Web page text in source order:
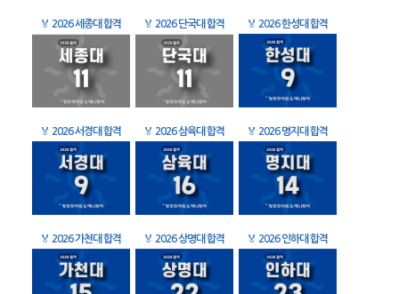
🏅 2026 세종대 합격 🏅 2026 단국대 합격 🏅 2026 한성대 합격
🏅 2026 서경대 합격 🏅 2026 삼육대 합격 🏅 2026 명지대 합격
🏅 2026 가천대 합격 🏅 2026 상명대 합격 🏅 2026 인하대 합격